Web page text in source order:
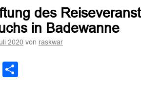
des
in Badewanne
2020 von raskwar
LinkedIn